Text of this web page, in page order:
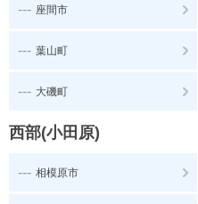
--- 座間市
--- 葉山町
--- 大磯町
西部(小田原)
--- 相模原市